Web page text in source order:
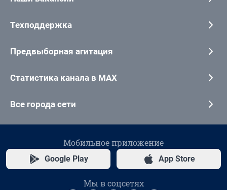
Техподдержка
Предвыборная агитация
Статистика канала в MAX
Все города сети
Мобильное приложение
Google Play App Store
Мы в соцсетях